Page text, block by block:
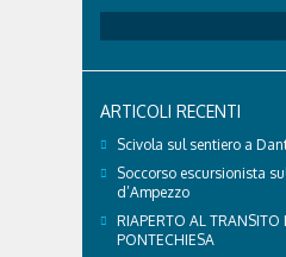
territorio dolomitico.
struttura parte di GVM Care
delegazioni e pubblico, sta
per:
ARTICOLI RECENTI
Scivola sul sentiero a
Soccorso escursionista
d’Ampezzo
RIAPERTO AL TRANSITO
PONTECHIESA